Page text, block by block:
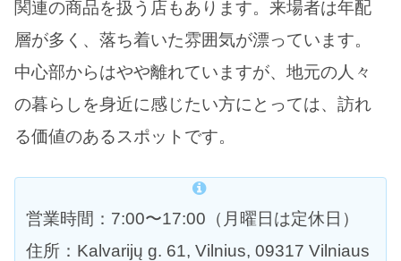
関連の商品を扱う店もあります。来場者は年配
層が多く、落ち着いた雰囲気が漂っています。
中心部からはやや離れていますが、地元の人々
の暮らしを身近に感じたい方にとっては、訪れ
る価値のあるスポットです。
営業時間：7:00〜17:00（月曜日は定休日）
住所：Kalvarijų g. 61, Vilnius, 09317 Vilniaus